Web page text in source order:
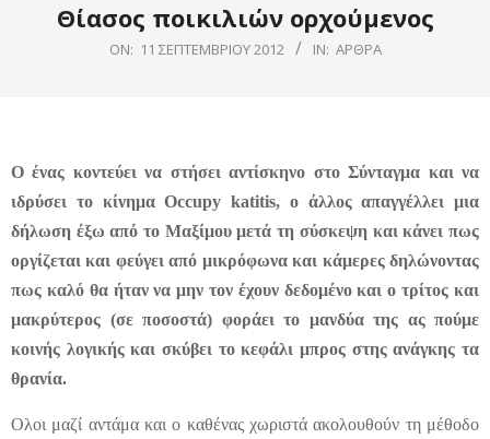
Θίασος ποικιλιών ορχούμενος
ON: 11 ΣΕΠΤΕΜΒΡΊΟΥ 2012 IN: ΆΡΘΡΑ
Ο ένας κοντεύει να στήσει αντίσκηνο στο Σύνταγμα και να
ιδρύσει το κίνημαOccupy katitis, ο άλλος απαγγέλλει μια
δήλωση έξω από το Μαξίμου μετά τη σύσκεψη και κάνει πως
οργίζεται και φεύγει από μικρόφωνα και κάμερες δηλώνοντας
πως καλό θα ήταν να μην τον έχουν δεδομένο και ο τρίτος και
μακρύτερος (σε ποσοστά) φοράει το μανδύα της ας πούμε
κοινής λογικής και σκύβει το κεφάλι μπρος στης ανάγκης τα
θρανία.
Ολοι μαζί αντάμα και ο καθένας χωριστά ακολουθούν τη μέθοδο